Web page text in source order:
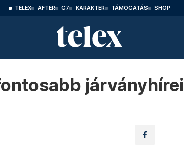
TELEX AFTER G7 KARAKTER TÁMOGATÁS SHOP
járványhírei